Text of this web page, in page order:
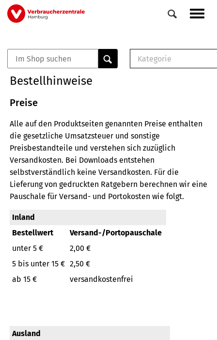
Direkt
zum
Veranstaltungen
0
Elemente
Kategorie
Broschüre
Buch
Bestellhinweise
Preise
Alle auf den Produktseiten genannten Preise enthalten
die gesetzliche Umsatzsteuer und sonstige
Preisbestandteile und verstehen sich zuzüglich
Versandkosten. Bei Downloads entstehen
selbstverständlich keine Versandkosten. Für die
Lieferung von gedruckten Ratgebern berechnen wir eine
Pauschale für Versand- und Portokosten wie folgt.
Inland
Bestellwert
Versand-/Portopauschale
unter 5 €
2,00 €
5 bis unter 15 € 2,50 €
ab 15 €
versandkostenfrei
Ausland